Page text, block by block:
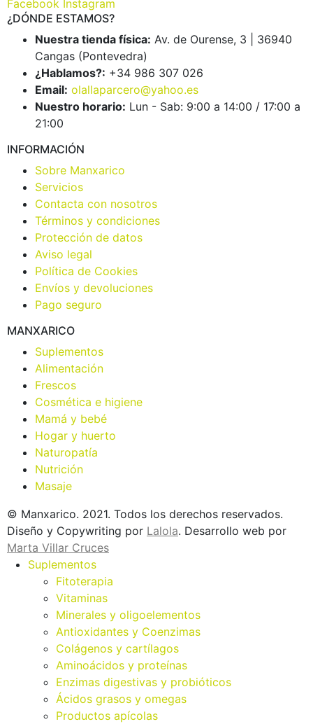
Facebook Instagram
¿DÓNDE ESTAMOS?
Nuestra tienda física: Av. de Ourense, 3 | 36940
Cangas (Pontevedra)
¿Hablamos?: +34 986 307 026
Email: olallaparcero@yahoo.es
Nuestro horario: Lun - Sab: 9:00 a 14:00 / 17:00 a
21:00
INFORMACIÓN
Sobre Manxarico
Servicios
Contacta con nosotros
Términos y condiciones
Protección de datos
Aviso legal
Política de Cookies
Envíos y devoluciones
Pago seguro
MANXARICO
Suplementos
Alimentación
Frescos
Cosmética e higiene
Mamá y bebé
Hogar y huerto
Naturopatía
Nutrición
Masaje
© Manxarico. 2021. Todos los derechos reservados.
Diseño y Copywriting por Lalola. Desarrollo web por
Marta Villar Cruces
Suplementos
Fitoterapia
Vitaminas
Minerales y oligoelementos
Antioxidantes y Coenzimas
Colágenos y cartílagos
Aminoácidos y proteínas
Enzimas digestivas y probióticos
Ácidos grasos y omegas
Productos apícolas